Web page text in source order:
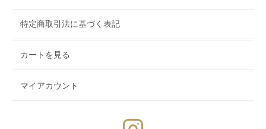
特定商取引法に基づく表記
カートを見る
マイアカウント